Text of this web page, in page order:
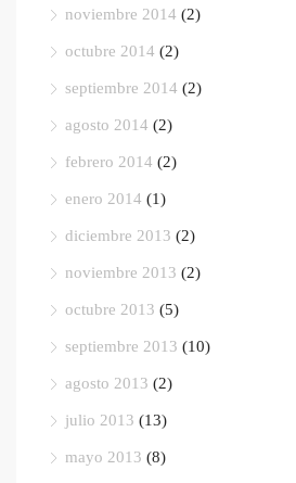
noviembre 2014 (2)
octubre 2014 (2)
septiembre 2014 (2)
agosto 2014 (2)
febrero 2014 (2)
enero 2014 (1)
diciembre 2013 (2)
noviembre 2013 (2)
octubre 2013 (5)
septiembre 2013 (10)
agosto 2013 (2)
julio 2013 (13)
mayo 2013 (8)